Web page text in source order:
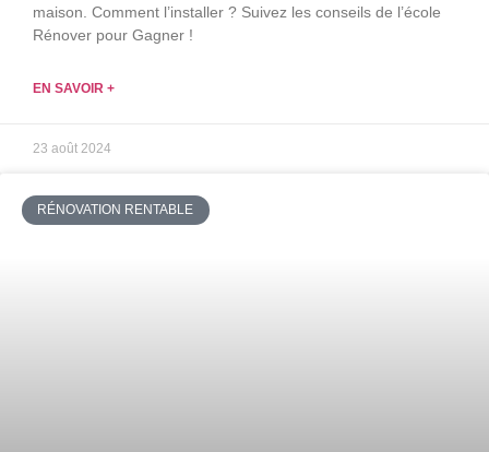
maison. Comment l’installer ? Suivez les conseils de l’école
Rénover pour Gagner !
EN SAVOIR +
23 août 2024
RÉNOVATION RENTABLE